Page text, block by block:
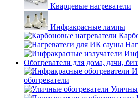
Кварцевые нагреватели
Инфракрасные лампы
Обогреватели для дома, дачи,
обогреватели